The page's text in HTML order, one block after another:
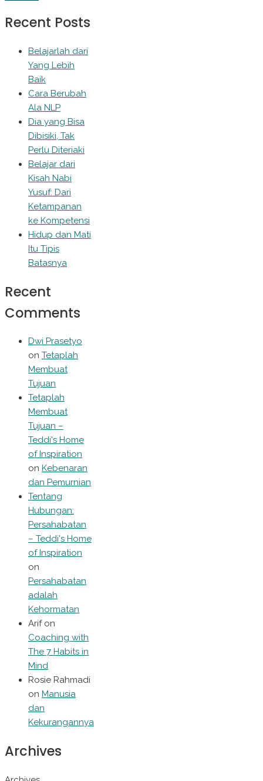
Recent Posts
Belajarlah dari
Yang Lebih
Baik
Cara Berubah
Ala NLP
Dia yang Bisa
Dibisiki, Tak
Perlu Diteriaki
Belajar dari
Kisah Nabi
Yusuf: Dari
Ketampanan
ke Kompetensi
Hidup dan Mati
Itu Tipis
Batasnya
Recent
Comments
Dwi Prasetyo
on Tetaplah
Membuat
Tujuan
Tetaplah
Membuat
Tujuan –
Teddi's Home
of Inspiration
on Kebenaran
dan Pemurnian
Tentang
Hubungan:
Persahabatan
– Teddi's Home
of Inspiration
on
Persahabatan
adalah
Kehormatan
Arifon
Coaching with
The 7 Habits in
Mind
Rosie Rahmadi
on Manusia
dan
Kekurangannya
Archives